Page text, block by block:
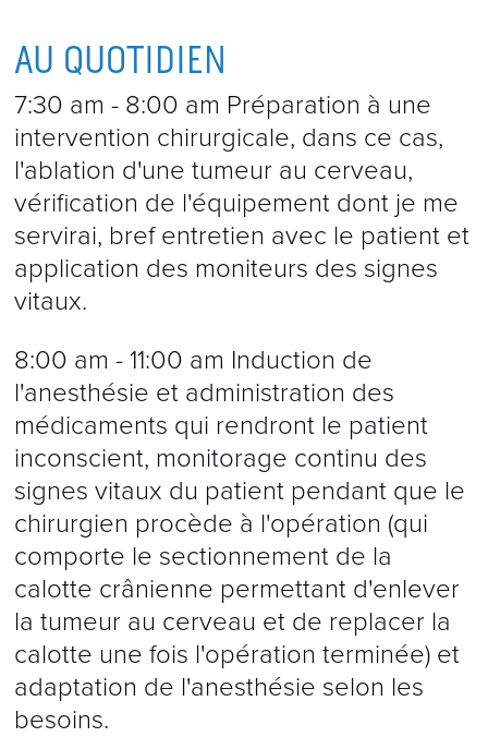
AU QUOTIDIEN
7:30 am - 8:00 am Préparation à une
intervention chirurgicale, dans ce cas,
l'ablation d'une tumeur au cerveau,
vérification de l'équipement dont je me
servirai, bref entretien avec le patient et
application des moniteurs des signes
vitaux.
8:00 am - 11:00 am Induction de
l'anesthésie et administration des
médicaments qui rendront le patient
inconscient, monitorage continu des
signes vitaux du patient pendant que le
chirurgien procède à l'opération (qui
comporte le sectionnement de la
calotte crânienne permettant d'enlever
la tumeur au cerveau et de replacer la
calotte une fois l'opération terminée) et
adaptation de l'anesthésie selon les
besoins.